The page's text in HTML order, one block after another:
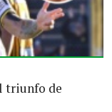
triunfo de